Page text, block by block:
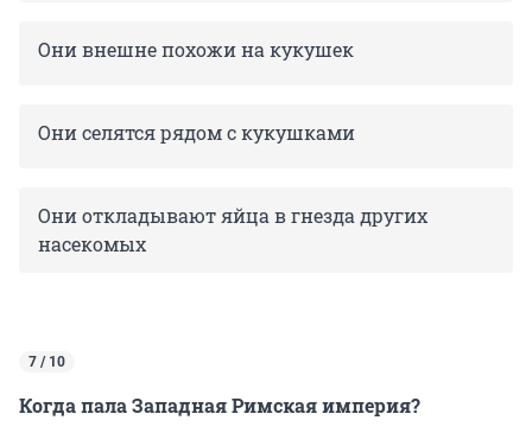
Они внешне похожи на кукушек
Они селятся рядом с кукушками
Они откладывают яйца в гнезда других
насекомых
7 / 10
Когда пала Западная Римская империя?